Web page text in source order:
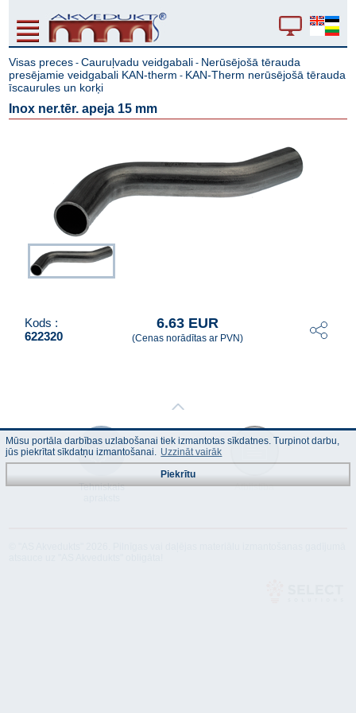
Visas preces -Cauruļvadu veidgabali - Nerūsējošā tērauda
presējamie veidgabali KAN-therm - KAN-Therm nerūsējošā tērauda
īscaurules un korķi
Inox ner.tēr. apeja 15 mm
Kods :
622320
6.63 EUR
(Cenas norādītas ar PVN)
Tehniskais
Atbilstība
Mūsu portāla darbības uzlabošanai tiek izmantotas sīkdatnes. Turpinot darbu,
jūs piekrītat sīkdatņu izmantošanai. Uzzināt vairāk
Piekrītu